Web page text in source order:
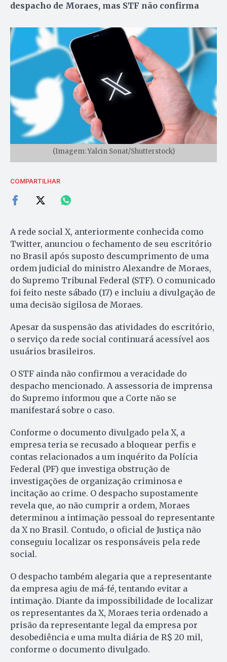
despacho de Moraes, mas STF não confirma
(Imagem: Yalcin Sonat/Shutterstock)
COMPARTILHAR
A rede social X, anteriormente conhecida como
Twitter, anunciou o fechamento de seu escritório
no Brasil após suposto descumprimento de uma
ordem judicial do ministro Alexandre de Moraes,
do Supremo Tribunal Federal (STF). O comunicado
foi feito neste sábado (17) e incluiu a divulgação de
uma decisão sigilosa de Moraes.
Apesar da suspensão das atividades do escritório,
o serviço da rede social continuará acessível aos
usuários brasileiros.
O STF ainda não confirmou a veracidade do
despacho mencionado. A assessoria de imprensa
do Supremo informou que a Corte não se
manifestará sobre o caso.
Conforme o documento divulgado pela X, a
empresa teria se recusado a bloquear perfis e
contas relacionados a um inquérito da Polícia
Federal (PF) que investiga obstrução de
investigações de organização criminosa e
incitação ao crime. O despacho supostamente
revela que, ao não cumprir a ordem, Moraes
determinou a intimação pessoal do representante
da X no Brasil. Contudo, o oficial de Justiça não
conseguiu localizar os responsáveis pela rede
social.
O despacho também alegaria que a representante
da empresa agiu de má-fé, tentando evitar a
intimação. Diante da impossibilidade de localizar
os representantes da X, Moraes teria ordenado a
prisão da representante legal da empresa por
desobediência e uma multa diária de R$ 20 mil,
conforme o documento divulgado.